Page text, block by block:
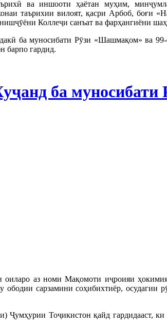
ва иншооти ҳаётан муҳим,
таърихии вилоят, қасри Арбоб, боғи
Коллеҷи санъат ва фарҳангиёни
ба муносибати Рӯзи «Шашмақом» ва
барпо гардид.
ба муносибати
оиларо аз номи Мақомоти иҷроияи
ободии сарзамини соҳибихтиёр, осудагии
Ҷумҳурии Тоҷикистон қайд гардидааст,